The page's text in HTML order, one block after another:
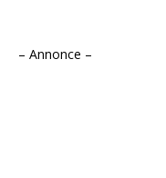
– Annonce –